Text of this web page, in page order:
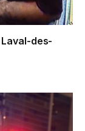
des-